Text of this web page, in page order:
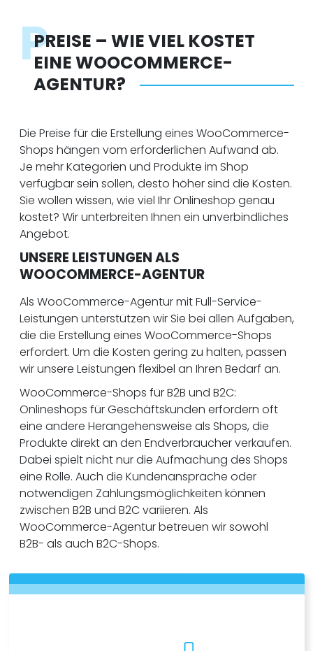
P
PREISE – WIE VIEL KOSTET
EINE WOOCOMMERCE-
AGENTUR?
Die Preise für die Erstellung eines WooCommerce-
Shops hängen vom erforderlichen Aufwand ab.
Je mehr Kategorien und Produkte im Shop
verfügbar sein sollen, desto höher sind die Kosten.
Sie wollen wissen, wie viel Ihr Onlineshop genau
kostet? Wir unterbreiten Ihnen ein unverbindliches
Angebot.
UNSERE LEISTUNGEN ALS
WOOCOMMERCE-AGENTUR
Als WooCommerce-Agentur mit Full-Service-
Leistungen unterstützen wir Sie bei allen Aufgaben,
die die Erstellung eines WooCommerce-Shops
erfordert. Um die Kosten gering zu halten, passen
wir unsere Leistungen flexibel an Ihren Bedarf an.
WooCommerce-Shops für B2B und B2C:
Onlineshops für Geschäftskunden erfordern oft
eine andere Herangehensweise als Shops, die
Produkte direkt an den Endverbraucher verkaufen.
Dabei spielt nicht nur die Aufmachung des Shops
eine Rolle. Auch die Kundenansprache oder
notwendigen Zahlungsmöglichkeiten können
zwischen B2B und B2C variieren. Als
WooCommerce-Agentur betreuen wir sowohl
B2B- als auch B2C-Shops.